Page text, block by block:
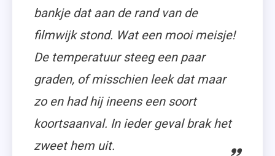
bankje dat aan de rand van de
filmwijk stond. Wat een mooi meisje!
De temperatuur steeg een paar
graden, of misschien leek dat maar
zo en had hij ineens een soort
koortsaanval. In ieder geval brak het
zweet hem uit.